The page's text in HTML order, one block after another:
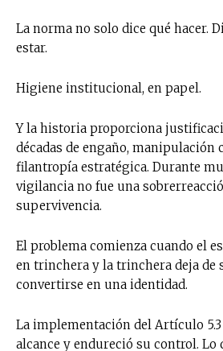
La norma no solo dice qué hacer.
estar.
Higiene institucional, en papel.
Y la historia proporciona
décadas de engaño, manipulación
filantropía estratégica. Durante
vigilancia no fue una
supervivencia.
El problema comienza cuando el
en trinchera y la trinchera deja de
convertirse en una identidad.
La implementación del Artículo
alcance y endureció su control. Lo